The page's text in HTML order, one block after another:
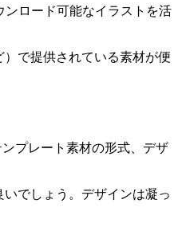
ロード可能なイラストを活
で提供されている素材が便
プレート素材の形式、デザ
でしょう。デザインは凝っ